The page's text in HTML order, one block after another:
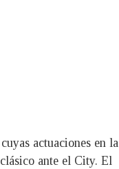
actuaciones en la
ante el City. El